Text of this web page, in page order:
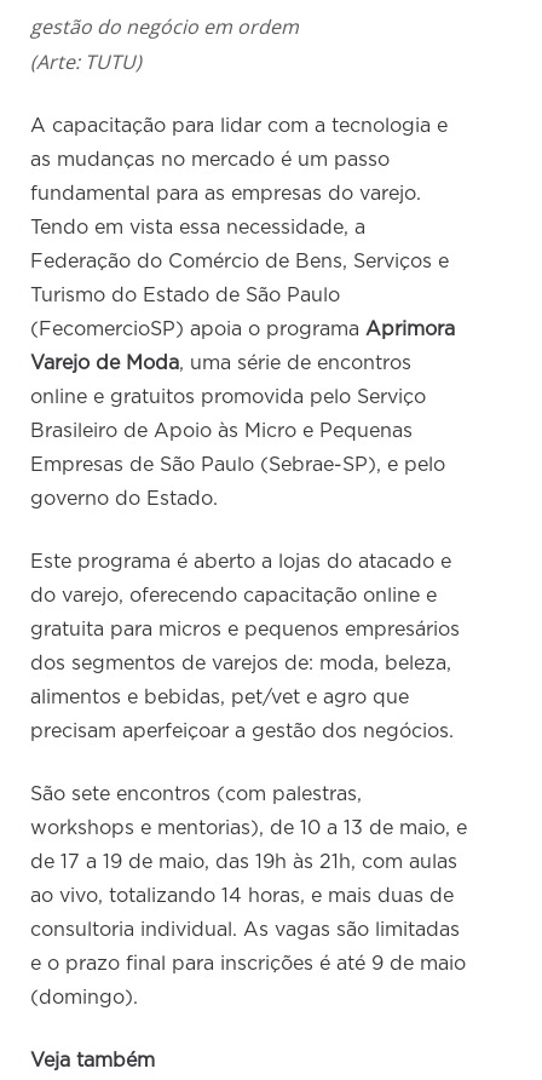
gestão do negócio em ordem
(Arte: TUTU)
A capacitação para lidar com a tecnologia e
as mudanças no mercado é um passo
fundamental para as empresas do varejo.
Tendo em vista essa necessidade, a
Federação do Comércio de Bens, Serviços e
Turismo do Estado de São Paulo
(FecomercioSP) apoia o programaAprimora
Varejo de Moda, uma série de encontros
online e gratuitos promovida pelo Serviço
Brasileiro de Apoio às Micro e Pequenas
Empresas de São Paulo (Sebrae-SP), e pelo
governo do Estado.
Este programa é aberto a lojas do atacado e
do varejo, oferecendo capacitação online e
gratuita para micros e pequenos empresários
dos segmentos de varejos de: moda, beleza,
alimentos e bebidas, pet/vet e agro que
precisam aperfeiçoar a gestão dos negócios.
São sete encontros (com palestras,
workshops e mentorias), de 10 a 13 de maio, e
de 17 a 19 de maio, das 19h às 21h, com aulas
ao vivo, totalizando 14 horas, e mais duas de
consultoria individual. As vagas são limitadas
e o prazo final para inscrições é até 9 de maio
(domingo).
Veja também